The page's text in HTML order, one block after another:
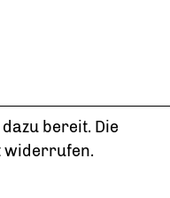
bereit. Die
widerrufen.